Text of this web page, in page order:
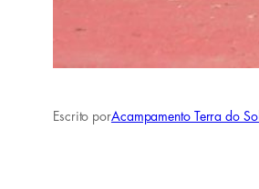
Escrito porAcampamento Terra do Sol